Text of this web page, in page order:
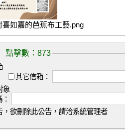
如嘉的芭蕉布工藝.png
點擊數：873
其它信箱：
象
，欲刪除此公告，請洽系統管理者